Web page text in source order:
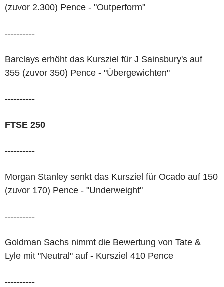
(zuvor 2.300) Pence - "Outperform"
----------
Barclays erhöht das Kursziel für J Sainsbury's auf
355 (zuvor 350) Pence - "Übergewichten"
----------
FTSE 250
----------
Morgan Stanley senkt das Kursziel für Ocado auf 150
(zuvor 170) Pence - "Underweight"
----------
Goldman Sachs nimmt die Bewertung von Tate &
Lyle mit "Neutral" auf - Kursziel 410 Pence
----------